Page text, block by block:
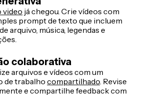
video já chegou. Crie vídeos com
prompt de texto que incluem
arquivo, música, legendas e
colaborativa
arquivos e vídeos com um
de trabalho compartilhado. Revise
e compartilhe feedback com